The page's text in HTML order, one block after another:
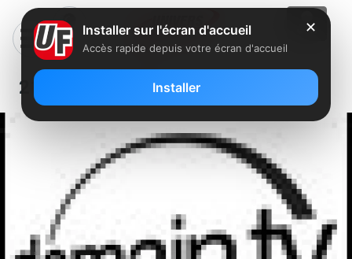
215 – Demain IDF
✕
Installer sur l'écran d'accueil
Accès rapide depuis votre écran d'accueil
Installer